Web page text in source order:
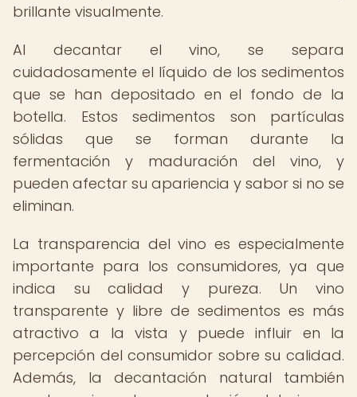
brillante visualmente.
Al decantar el vino, se separa
cuidadosamente el líquido de los sedimentos
que se han depositado en el fondo de la
botella. Estos sedimentos son partículas
sólidas que se forman durante la
fermentación y maduración del vino, y
pueden afectar su apariencia y sabor si no se
eliminan.
La transparencia del vino es especialmente
importante para los consumidores, ya que
indica su calidad y pureza. Un vino
transparente y libre de sedimentos es más
atractivo a la vista y puede influir en la
percepción del consumidor sobre su calidad.
Además, la decantación natural también